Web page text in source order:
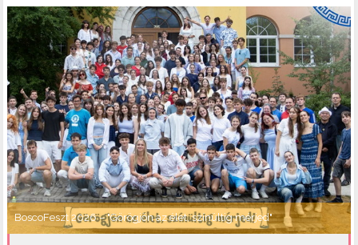
BoscoFeszt 2026 – "Görögjön az élet, színültig mérjed"